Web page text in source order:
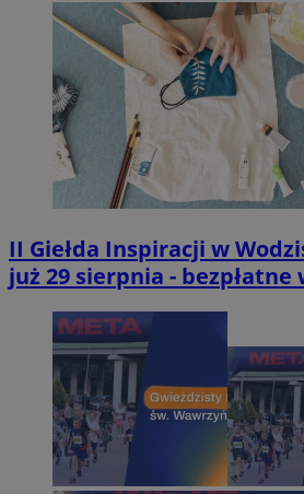
II Giełda Inspiracji w
już 29 sierpnia -